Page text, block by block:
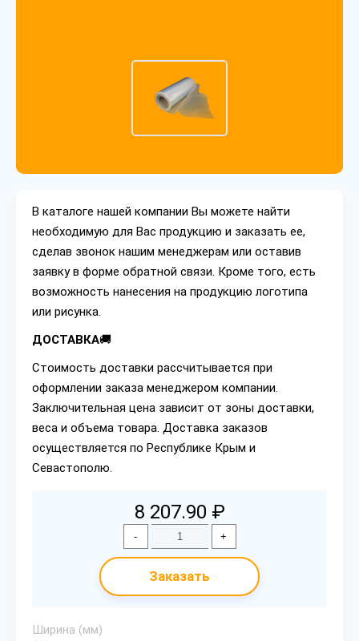
В каталоге нашей компании Вы можете найти
необходимую для Вас продукцию и заказать ее,
сделав звонок нашим менеджерам или оставив
заявку в форме обратной связи. Кроме того, есть
возможность нанесения на продукцию логотипа
или рисунка.
ДОСТАВКА🚚
Стоимость доставки рассчитывается при
оформлении заказа менеджером компании.
Заключительная цена зависит от зоны доставки,
веса и объема товара. Доставка заказов
осуществляется по Республике Крым и
Севастополю.
8 207.90 ₽
- +
Заказать
Ширина (мм)